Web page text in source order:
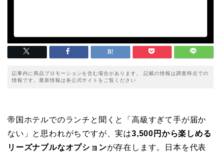
記事内に商品プロモーションを含む場合があります。 記載の情報は調査時点での
情報です。最新情報は各公式サイトをご覧ください
帝国ホテルでのランチと聞くと「高級すぎて手が届か
ない」と思われがちですが、実は3,500円から楽しめる
リーズナブルなオプションが存在します。日本を代表